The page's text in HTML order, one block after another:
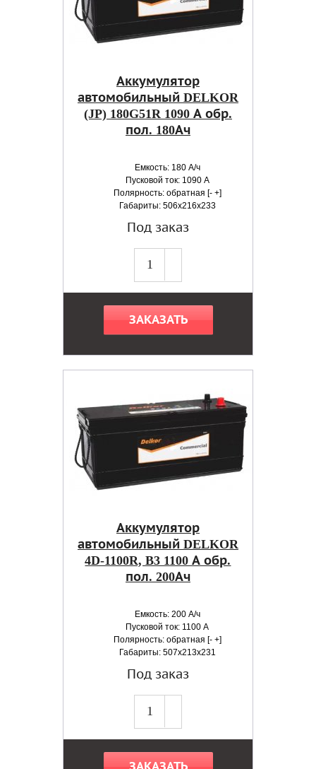
Аккумулятор
автомобильный DELKOR
(JP) 180G51R 1090 А обр.
пол. 180Ач
Емкость: 180 А/ч
Пусковой ток: 1090 А
Полярность: обратная [- +]
Габариты: 506x216x233
Под заказ
ЗАКАЗАТЬ
Аккумулятор
автомобильный DELKOR
4D-1100R, B3 1100 А обр.
пол. 200Ач
Емкость: 200 А/ч
Пусковой ток: 1100 А
Полярность: обратная [- +]
Габариты: 507x213x231
Под заказ